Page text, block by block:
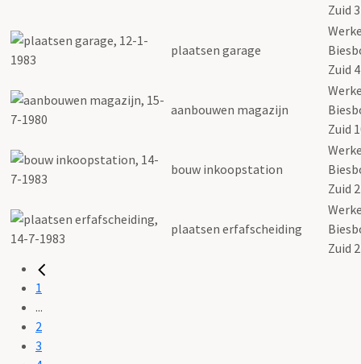
Zuid 3
plaatsen garage
Zuid 4
aanbouwen magazijn
Zuid
bouw inkoopstation
Zuid
plaatsen erfafscheiding
Zuid
1
...
2
3